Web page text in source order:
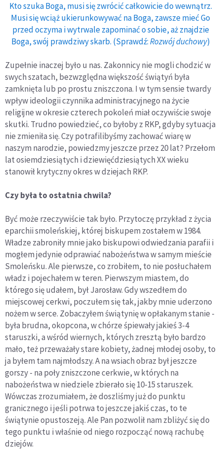
Kto szuka Boga, musi się zwrócić całkowicie do wewnątrz.
Musi się wciąż ukierunkowywać na Boga, zawsze mieć Go
przed oczyma i wytrwale zapominać o sobie, aż znajdzie
Boga, swój prawdziwy skarb. (Sprawdź:Rozwój duchowy)
Zupełnie inaczej było u nas. Zakonnicy nie mogli chodzić w
swych szatach, bezwzględna większość świątyń była
zamknięta lub po prostu zniszczona. I w tym sensie twardy
wpływ ideologii czynnika administracyjnego na życie
religijne w okresie czterech pokoleń miał oczywiście swoje
skutki. Trudno powiedzieć, co byłoby z RKP, gdyby sytuacja
nie zmieniła się. Czy potrafilibyśmy zachować wiarę w
naszym narodzie, powiedzmy jeszcze przez 20 lat? Przełom
lat osiemdziesiątych i dziewięćdziesiątych XX wieku
stanowił krytyczny okres w dziejach RKP.
Czy była to ostatnia chwila?
Być może rzeczywiście tak było. Przytoczę przykład z życia
eparchii smoleńskiej, której biskupem zostałem w 1984.
Władze zabroniły mnie jako biskupowi odwiedzania parafii i
mogłem jedynie odprawiać nabożeństwa w samym mieście
Smoleńsku. Ale pierwsze, co zrobiłem, to nie posłuchałem
władz i pojechałem w teren. Pierwszym miastem, do
którego się udałem, był Jarosław. Gdy wszedłem do
miejscowej cerkwi, poczułem się tak, jakby mnie uderzono
nożem w serce. Zobaczyłem świątynię w opłakanym stanie -
była brudna, okopcona, w chórze śpiewały jakieś 3-4
staruszki, a wśród wiernych, których zresztą było bardzo
mało, też przeważały stare kobiety, żadnej młodej osoby, to
ja byłem tam najmłodszy. A na wsiach obraz był jeszcze
gorszy - na poły zniszczone cerkwie, w których na
nabożeństwa w niedziele zbierało się 10-15 staruszek.
Wówczas zrozumiałem, że doszliśmy już do punktu
granicznego i jeśli potrwa to jeszcze jakiś czas, to te
świątynie opustoszeją. Ale Pan pozwolił nam zbliżyć się do
tego punktu i właśnie od niego rozpocząć nową rachubę
dziejów.